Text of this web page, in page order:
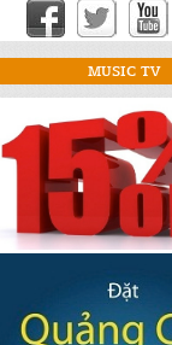
MUSIC TV